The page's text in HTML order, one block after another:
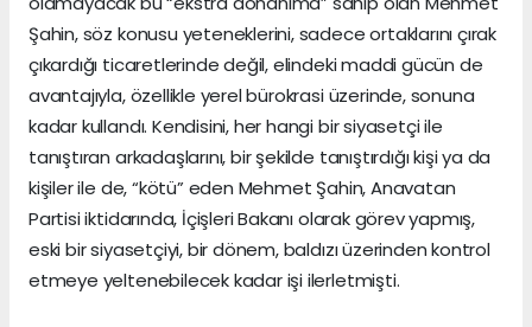
Şahin, söz konusu yeteneklerini, sadece ortaklarını çırak
çıkardığı ticaretlerinde değil, elindeki maddi gücün de
avantajıyla, özellikle yerel bürokrasi üzerinde, sonuna
kadar kullandı. Kendisini, her hangi bir siyasetçi ile
tanıştıran arkadaşlarını, bir şekilde tanıştırdığı kişi ya da
kişiler ile de, “kötü” eden Mehmet Şahin, Anavatan
Partisi iktidarında, İçişleri Bakanı olarak görev yapmış,
eski bir siyasetçiyi, bir dönem, baldızı üzerinden kontrol
etmeye yeltenebilecek kadar işi ilerletmişti.